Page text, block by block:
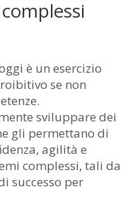
è un esercizio
se non
sviluppare dei
gli permettano di
agilità e
complessi, tali da
successo per